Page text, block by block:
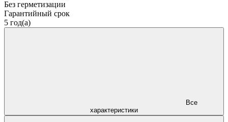
Без герметизации
Гарантийный срок
5 год(а)
характеристики